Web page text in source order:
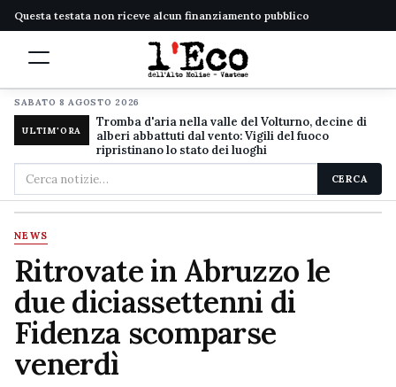
Questa testata non riceve alcun finanziamento pubblico
SABATO 8 AGOSTO 2026
ULTIM'ORA
Tromba d'aria nella valle del Volturno, decine di
alberi abbattuti dal vento: Vigili del fuoco
ripristinano lo stato dei luoghi
Cerca
nel
sito
CERCA
NEWS
Ritrovate in Abruzzo le
due diciassettenni di
Fidenza scomparse
venerdì